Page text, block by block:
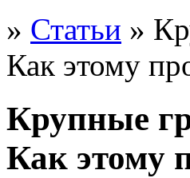
» Статьи »
Как этому
Крупные
Как этому